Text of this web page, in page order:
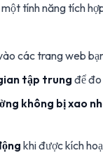
tính năng tích
các trang web
tập trung để
không bị xao
khi được kích